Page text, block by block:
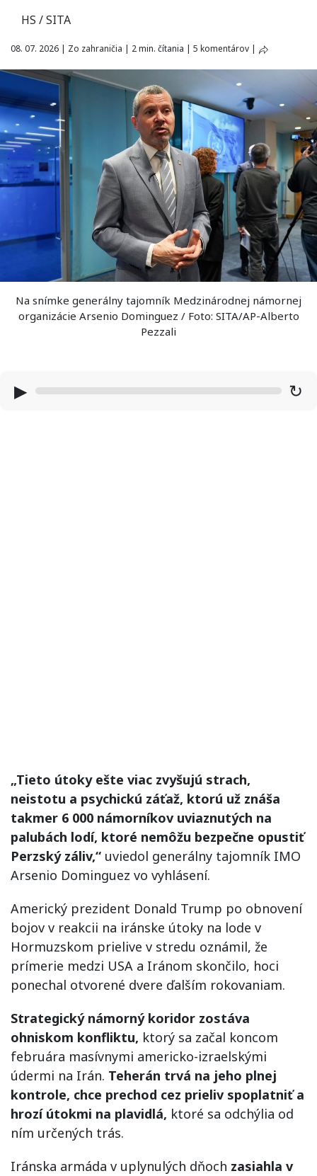
HS / SITA
08. 07. 2026 | Zo zahraničia | 2 min. čítania | 5 komentárov |
Na snímke generálny tajomník Medzinárodnej námornej
organizácie Arsenio Dominguez / Foto: SITA/AP-Alberto
Pezzali
▶ ↻
„Tieto útoky ešte viac zvyšujú strach,
neistotu a psychickú záťaž, ktorú už znáša
takmer 6 000 námorníkov uviaznutých na
palubách lodí, ktoré nemôžu bezpečne opustiť
Perzský záliv,“ uviedol generálny tajomník IMO
Arsenio Dominguez vo vyhlásení.
Americký prezident Donald Trump po obnovení
bojov v reakcii na iránske útoky na lode v
Hormuzskom prielive v stredu oznámil, že
prímerie medzi USA a Iránom skončilo, hoci
ponechal otvorené dvere ďalším rokovaniam.
Strategický námorný koridor zostáva
ohniskom konfliktu, ktorý sa začal koncom
februára masívnymi americko-izraelskými
údermi na Irán. Teherán trvá na jeho plnej
kontrole, chce prechod cez prieliv spoplatniť a
hrozí útokmi na plavidlá, ktoré sa odchýlia od
ním určených trás.
Iránska armáda v uplynulých dňoch zasiahla v